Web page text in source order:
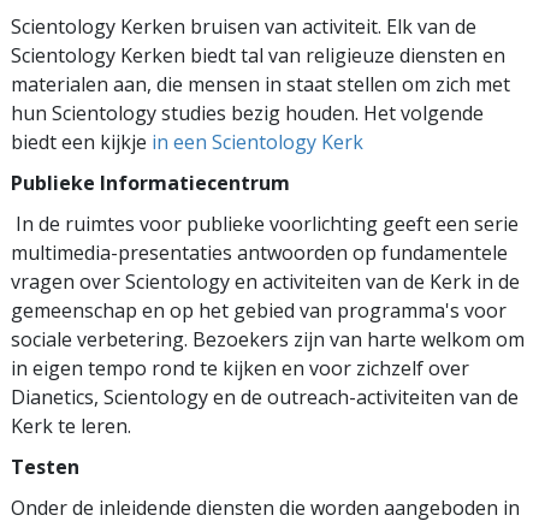
Scientology Kerken bruisen van activiteit. Elk van de
Scientology Kerken biedt tal van religieuze diensten en
materialen aan, die mensen in staat stellen om zich met
hun Scientology studies bezig houden. Het volgende
biedt een kijkje in een Scientology Kerk
Publieke Informatiecentrum
In de ruimtes voor publieke voorlichting geeft een serie
multimedia-presentaties antwoorden op fundamentele
vragen over Scientology en activiteiten van de Kerk in de
gemeenschap en op het gebied van programma's voor
sociale verbetering. Bezoekers zijn van harte welkom om
in eigen tempo rond te kijken en voor zichzelf over
Dianetics, Scientology en de outreach-activiteiten van de
Kerk te leren.
Testen
Onder de inleidende diensten die worden aangeboden in